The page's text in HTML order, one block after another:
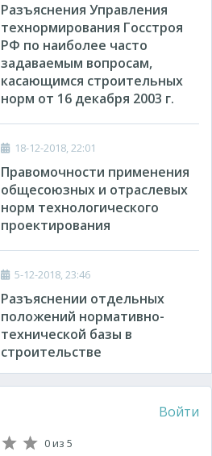
Разъяснения Управления
технормирования Госстроя
РФ по наиболее часто
задаваемым вопросам,
касающимся строительных
норм от 16 декабря 2003 г.
18-12-2018, 22:01
Правомочности применения
общесоюзных и отраслевых
норм технологического
проектирования
5-12-2018, 23:46
Разъяснении отдельных
положений нормативно-
технической базы в
строительстве
Войти
0из 5